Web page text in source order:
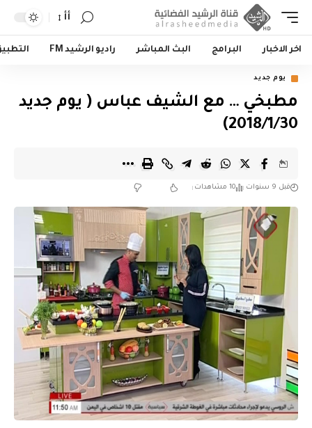
أأ
اخر الاخبار البرامج البث المباشر راديو الرشيد FM
يوم جديد
مطبخي … مع الشيف عباس ( يوم جديد
2018/1/30)
قبل 9 سنوات 10 مشاهدات